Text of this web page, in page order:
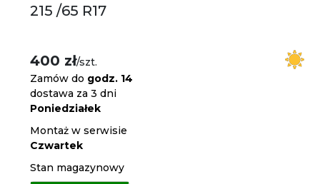
215 /65 R17
400 zł/szt.
Zamów do godz. 14
dostawa za 3 dni
Poniedziałek
Montaż w serwisie
Czwartek
Stan magazynowy